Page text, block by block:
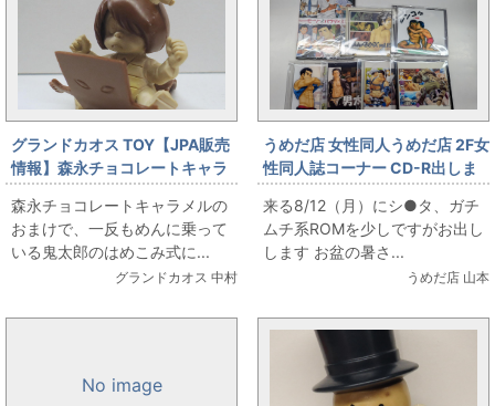
グランドカオス TOY【JPA販売
情報】森永チョコレートキャラ
メル ゲゲゲの鬼太郎 はめこ
み式人形
森永チョコレートキャラメルの
おまけで、一反もめんに乗って
いる鬼太郎のはめこみ式に...
グランドカオス 中村
うめだ店 女性同人うめだ店 2F女
性同人誌コーナー CD-R出しま
す
来る8/12（月）にシ●タ、ガチ
ムチ系ROMを少しですがお出し
します お盆の暑さ...
うめだ店 山本
No image